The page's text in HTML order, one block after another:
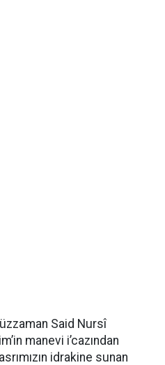
Said Nursî
manevi i’cazından
idrakine sunan